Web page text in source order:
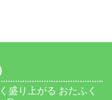
盛り上がる おたふく